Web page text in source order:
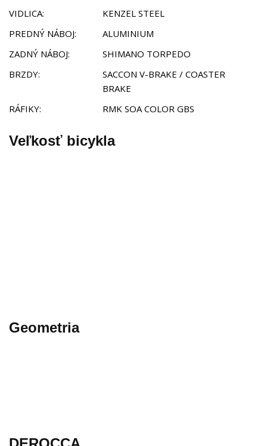
VIDLICA:
KENZEL STEEL
PREDNÝ NÁBOJ:
ALUMINIUM
ZADNÝ NÁBOJ:
SHIMANO TORPEDO
BRZDY:
SACCON V-BRAKE / COASTER
BRAKE
RÁFIKY:
RMK SOA COLOR GBS
Veľkosť bicykla
Geometria